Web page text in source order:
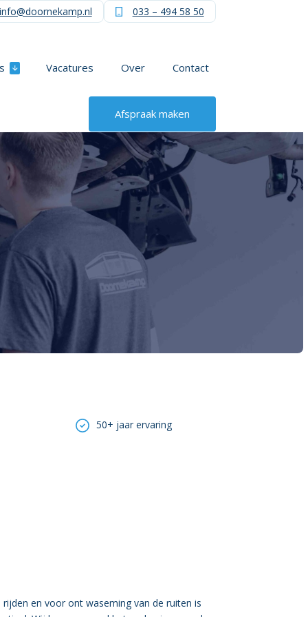
033 – 494 58 50
Vacatures Over Contact
Afspraak maken
50+ jaar ervaring
en voor ont waseming van de ruiten is